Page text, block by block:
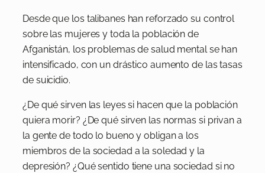
Desde que los talibanes han reforzado su control
sobre las mujeres y toda la población de
Afganistán, los problemas de salud mental se han
intensificado, con un drástico aumento de las tasas
de suicidio.
¿De qué sirven las leyes si hacen que la población
quiera morir? ¿De qué sirven las normas si privan a
la gente de todo lo bueno y obligan a los
miembros de la sociedad a la soledad y la
depresión? ¿Qué sentido tiene una sociedad si no